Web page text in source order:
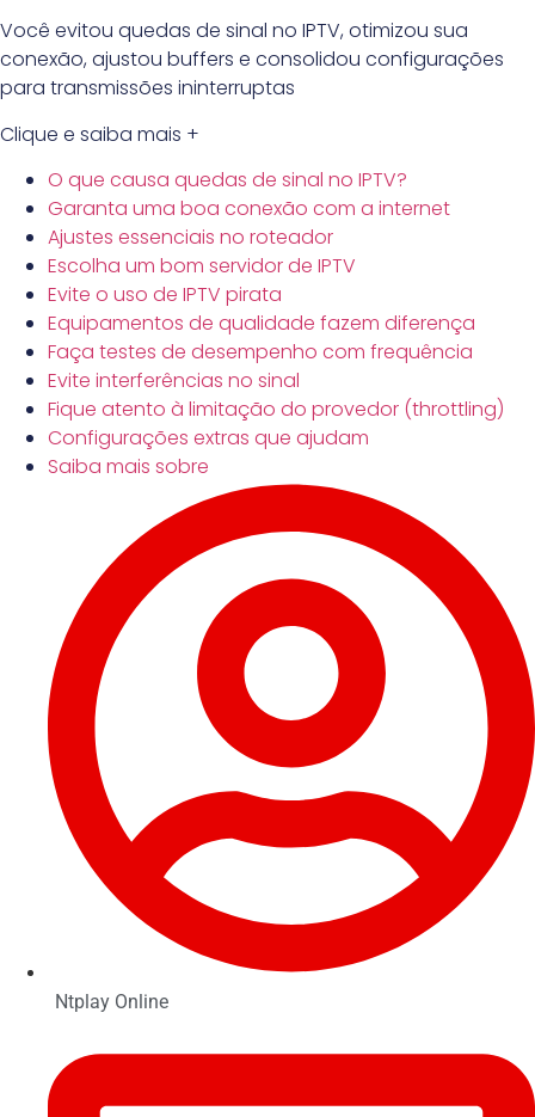
Você evitou quedas de sinal no IPTV, otimizou sua
conexão, ajustou buffers e consolidou configurações
para transmissões ininterruptas
Clique e saiba mais +
O que causa quedas de sinal no IPTV?
Garanta uma boa conexão com a internet
Ajustes essenciais no roteador
Escolha um bom servidor de IPTV
Evite o uso de IPTV pirata
Equipamentos de qualidade fazem diferença
Faça testes de desempenho com frequência
Evite interferências no sinal
Fique atento à limitação do provedor (throttling)
Configurações extras que ajudam
Saiba mais sobre
Ntplay Online